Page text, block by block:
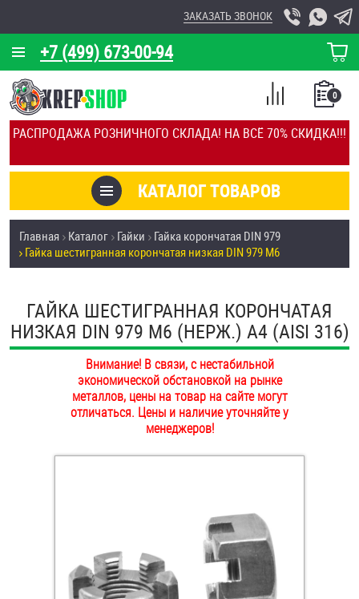
РАСПРОДАЖА РОЗНИЧНОГО СКЛАДА! НА ВСЁ 70% СКИДКА!!!
+7 (499) 673-00-94
ЗАКАЗАТЬ ЗВОНОК
КОРЗИНА
О КОМПАНИИ
КАЛЬКУЛЯТОР
ОТЗЫВЫ
УСЛУГИ
СКИДКИ
ОПТ
ПОКУПАТЕЛЯМ
ОПЛАТА И ДОСТАВКА
НАШИ МАГАЗИНЫ
КАТАЛОГ ТОВАРОВ
0
СПИСОК
СРАВНЕНИЕ
Товары со скидкой
Анкеры
Антивандальный крепёж, инструмент
Болты и винты
Втулки
Заклепки (Гайки-Заклепки)
Главная Каталог Гайки
Гайка корончатая DIN 979
Гайка шестигранная корончатая низкая DIN 979 М6
ГАЙКА ШЕСТИГРАННАЯ КОРОНЧАТАЯ
НИЗКАЯ DIN 979 М6 (НЕРЖ.) A4 (AISI 316)
Внимание! В связи, с нестабильной
экономической обстановкой на рынке
металлов, цены на товар на сайте могут
отличаться. Цены и наличие уточняйте у
менеджеров!